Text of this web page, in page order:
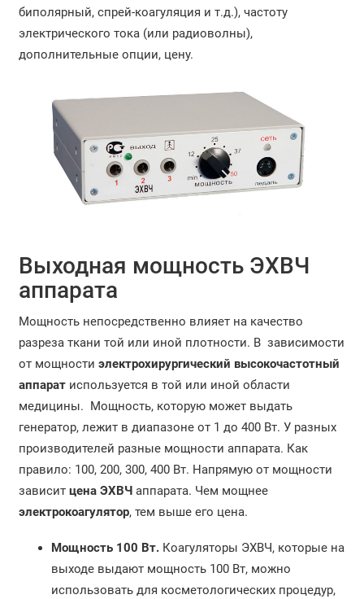
биполярный, спрей-коагуляция и т.д.), частоту
электрического тока (или радиоволны),
дополнительные опции, цену.
Выходная мощность ЭХВЧ
аппарата
Мощность непосредственно влияет на качество
разреза ткани той или иной плотности. В зависимости
от мощности электрохирургический высокочастотный
аппаратиспользуется в той или иной области
медицины. Мощность, которую может выдать
генератор, лежит в диапазоне от 1 до 400 Вт. У разных
производителей разные мощности аппарата. Как
правило: 100, 200, 300, 400 Вт. Напрямую от мощности
зависит цена ЭХВЧ аппарата. Чем мощнее
электрокоагулятор, тем выше его цена.
Мощность 100 Вт.Коагуляторы ЭХВЧ, которые на
выходе выдают мощность 100 Вт, можно
использовать для косметологических процедур,